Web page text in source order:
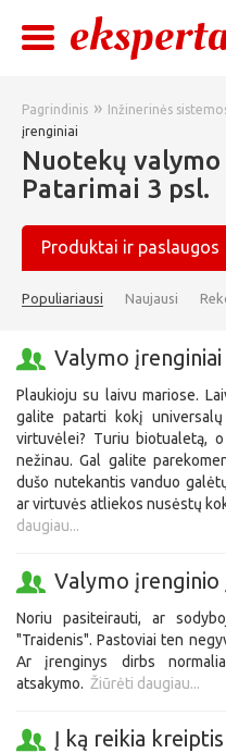
Pagrindinis » Inžinerinės
įrenginiai
Nuotekų
Patarimai 3 psl.
Produktai ir paslaugos
Populiariausi Naujausi
Valymo įrenginiai
Plaukioju su laivu mariose.
galite patarti kokį
virtuvėlei? Turiu biotualetą,
nežinau. Gal galite
dušo nutekantis vanduo
ar virtuvės atliekos nusėstų
daugiau...
Valymo įrenginio
Noriu pasiteirauti, ar
"Traidenis". Pastoviai ten
Ar įrenginys dirbs
atsakymo. Žiūrėti daugiau...
Į ką reikia